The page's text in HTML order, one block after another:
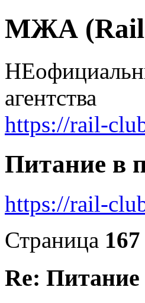
МЖА
агентства
https://rail-
Питание в
https://rail-
Страница 167
Re: Питание